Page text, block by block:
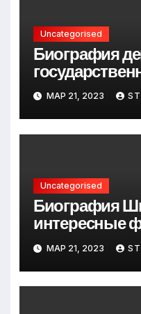
Uncategorised
Биография
Андрея
доМАР 21, 2023
Uncategorised
Биография
интересные
и путь к
МАР 21, 2023